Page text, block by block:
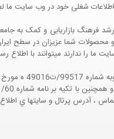
شغلی خود در وب سایت ما
شما عزیزان در سطح
ما را ندارند میتوانند با
، آدرس پرتال و سايتها ي